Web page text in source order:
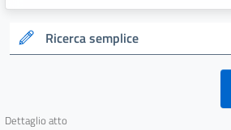
Ricerca semplice
Dettaglio atto